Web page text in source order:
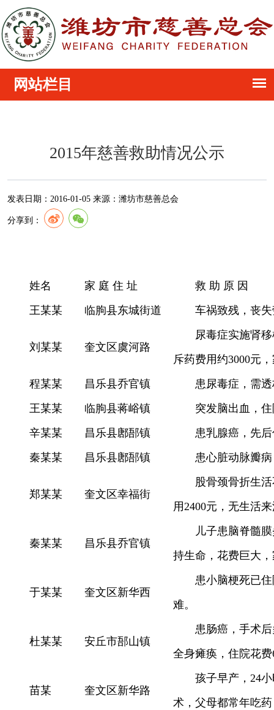
2015年慈善救助情况公示
发表日期： 2016-01-05 来源： 潍坊市慈善总会
分享到：
姓名 家 庭 住 址
救 助 原 因
王某某
临朐县东城街道 车祸致残，丧
刘某某 奎文区虞河路
尿毒症实施肾
斥药费用约3000元
程某某
昌乐县乔官镇
患尿毒症，需
王某某
临朐县蒋峪镇
突发脑出血，
辛某某
昌乐县鄌郚镇
患乳腺癌，先
秦某某
昌乐县鄌郚镇 患心脏动脉瓣
郑某某 奎文区幸福街
股骨颈骨折生
用2400元，无生活
秦某某 昌乐县乔官镇
儿子患脑脊髓
持生命，花费巨大
于某某 奎文区新华西
患小脑梗死已
难。
杜某某 安丘市郚山镇
患肠癌，手术
全身瘫痪，住院花
苗某 奎文区新华路
孩子早产，24
术，父母都常年吃